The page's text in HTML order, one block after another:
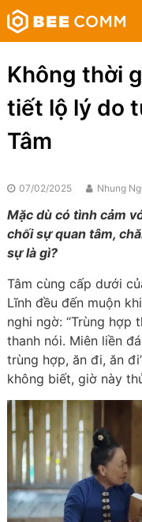
Skip
to
content
Bee
Comm
Truyền
thông
phương
tiện
Không thời
tiết lộ lý do
Tâm
07/02/2025 Nhung
Mặc dù có tình cảm
chối sự quan tâm,
sự là gì?
Tâm cùng cấp dưới
Lĩnh đều đến muộn
nghi ngờ: “Trùng hợp
thanh nói. Miên liền
trùng hợp, ăn đi, ăn
không biết, giờ này